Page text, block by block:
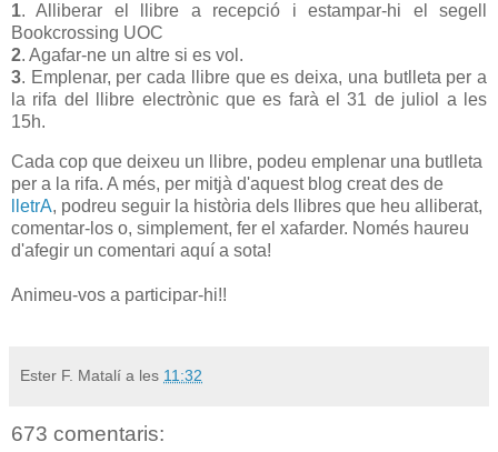
1. Alliberar el llibre a recepció i estampar-hi el segell
Bookcrossing UOC
2. Agafar-ne un altre si es vol.
3. Emplenar, per cada llibre que es deixa, una butlleta per a
la rifa del llibre electrònic que es farà el 31 de juliol a les
15h.
Cada cop que deixeu un llibre, podeu emplenar una butlleta
per a la rifa. A més, per mitjà d'aquest blog creat des de
lletrA, podreu seguir la història dels llibres que heu alliberat,
comentar-los o, simplement, fer el xafarder. Només haureu
d'afegir un comentari aquí a sota!
Animeu-vos a participar-hi!!
Ester F. Matalí a les 11:32
673 comentaris: